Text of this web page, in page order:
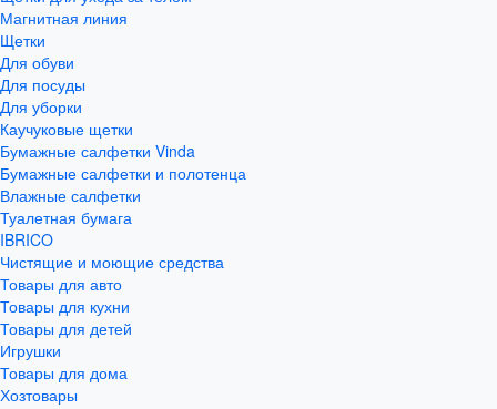
Магнитная линия
Щетки
Для обуви
Для посуды
Для уборки
Каучуковые щетки
Бумажные салфетки Vinda
Бумажные салфетки и полотенца
Влажные салфетки
Туалетная бумага
IBRICO
Чистящие и моющие средства
Товары для авто
Товары для кухни
Товары для детей
Игрушки
Товары для дома
Хозтовары